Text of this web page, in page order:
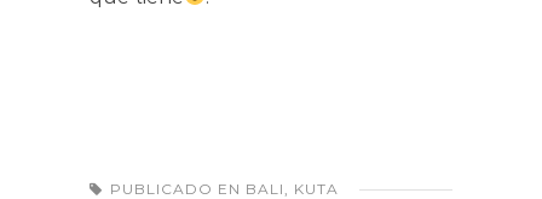
PUBLICADO EN BALI KUTA